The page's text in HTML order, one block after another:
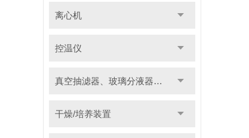
离心机
控温仪
真空抽滤器、玻璃分液器系列
干燥/培养装置